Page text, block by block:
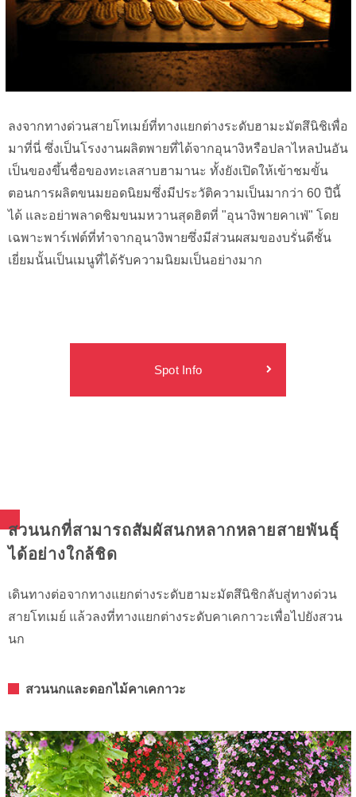
ลงจากทางด่วนสายโทเมย์ที่ทางแยกต่างระดับฮามะมัตสึนิชิเพื่อ
มาที่นี่ ซึ่งเป็นโรงงานผลิตพายที่ได้จากอุนางิหรือปลาไหลป่นอัน
เป็นของขึ้นชื่อของทะเลสาบฮามานะ ทั้งยังเปิดให้เข้าชมขั้น
ตอนการผลิตขนมยอดนิยมซึ่งมีประวัติความเป็นมากว่า 60 ปีนี้
ได้ และอย่าพลาดชิมขนมหวานสุดฮิตที่ "อุนางิพายคาเฟ่" โดย
เฉพาะพาร์เฟต์ที่ทำจากอุนางิพายซึ่งมีส่วนผสมของบรั่นดีชั้น
เยี่ยมนั้นเป็นเมนูที่ได้รับความนิยมเป็นอย่างมาก
Spot Info
สวนนกที่สามารถสัมผัสนกหลากหลายสายพันธุ์
ได้อย่างใกล้ชิด
เดินทางต่อจากทางแยกต่างระดับฮามะมัตสึนิชิกลับสู่ทางด่วน
สายโทเมย์ แล้วลงที่ทางแยกต่างระดับคาเคกาวะเพื่อไปยังสวน
นก
สวนนกและดอกไม้คาเคกาวะ